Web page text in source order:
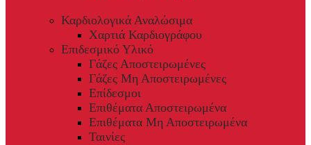
Καρδιολογικά Αναλώσιμα
Χαρτιά Καρδιογράφου
Επιδεσμικό Υλικό
Γάζες Αποστειρωμένες
Γάζες Μη Αποστειρωμένες
Επίδεσμοι
Επιθέματα Αποστειρωμένα
Επιθέματα Μη Αποστειρωμένα
Ταινίες